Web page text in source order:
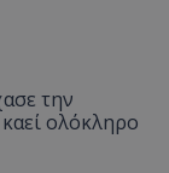
την
ολόκληρο